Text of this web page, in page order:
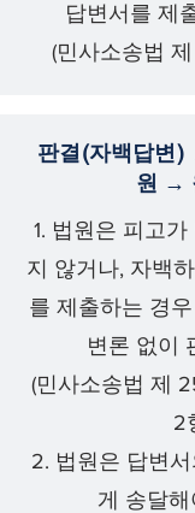
답변서를 제
(민사소송법
판결(자백답변
원 →
1. 법원은 피고
지 않거나, 자백
를 제출하는 경
변론 없이
(민사소송법 제
2
2. 법원은 답변
게 송달